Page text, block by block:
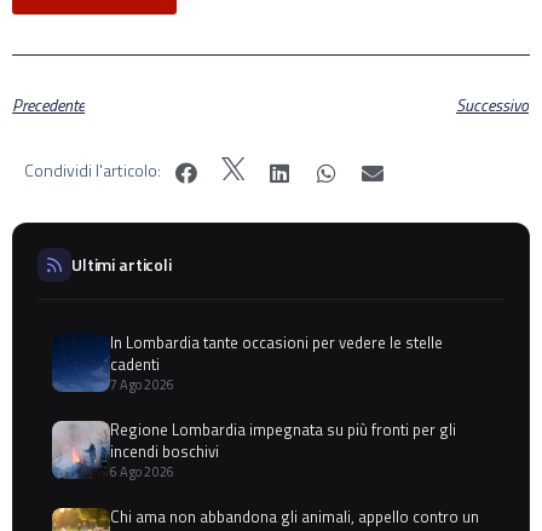
Precedente Successivo
Condividi l'articolo:
Ultimi articoli
In Lombardia tante occasioni per vedere le stelle
cadenti
7 Ago 2026
Regione Lombardia impegnata su più fronti per gli
incendi boschivi
6 Ago 2026
Chi ama non abbandona gli animali, appello contro un